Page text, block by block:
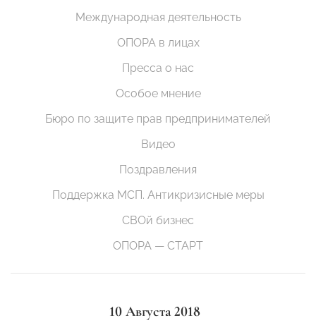
Международная деятельность
ОПОРА в лицах
Пресса о нас
Особое мнение
Бюро по защите прав предпринимателей
Видео
Поздравления
Поддержка МСП. Антикризисные меры
СВОй бизнес
ОПОРА — СТАРТ
10 Августа 2018